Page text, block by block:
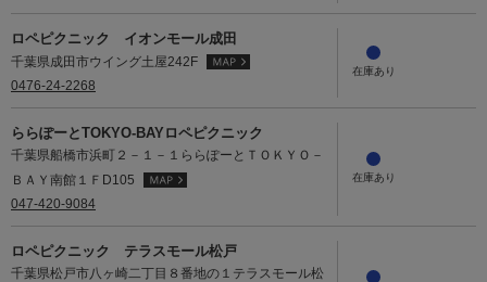
ロペピクニック イオンモール成田
千葉県成田市ウイング土屋242F
0476-24-2268
ららぽーとTOKYO-BAYロペピクニック
千葉県船橋市浜町２－１－１ららぽーとＴＯＫＹＯ－
ＢＡＹ南館１ＦD105
047-420-9084
ロペピクニック テラスモール松戸
千葉県松戸市八ヶ崎二丁目８番地の１テラスモール松